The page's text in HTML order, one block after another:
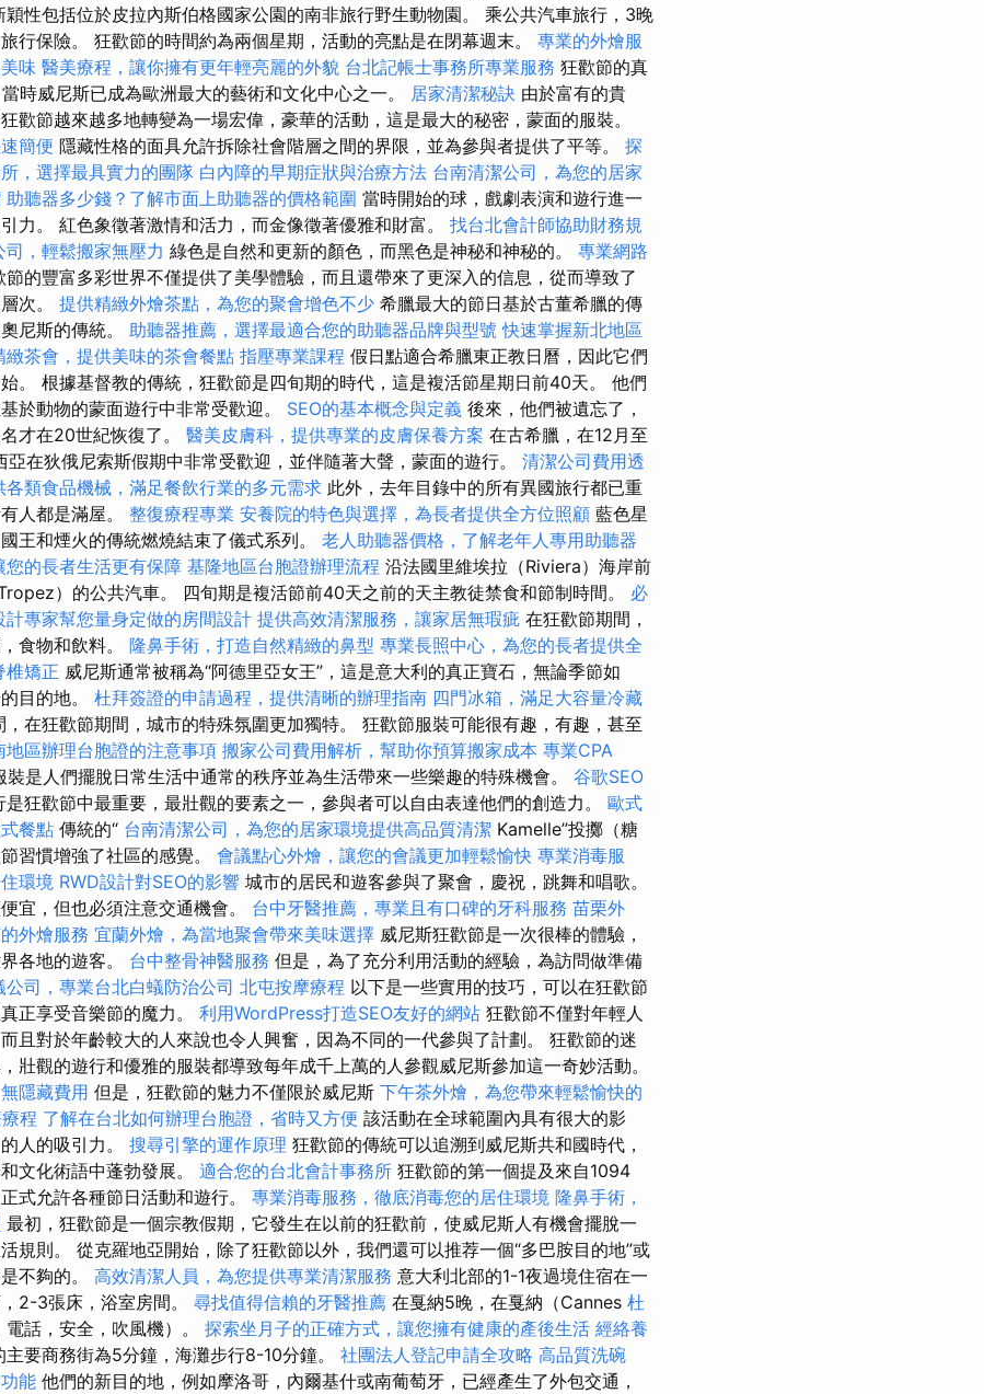
性包括位於皮拉內斯伯格國家公園的南非旅行野生動物園。 乘公共汽車旅行，3晚
行保險。 狂歡節的時間約為兩個星期，活動的亮點是在閉幕週末。 專業的外燴服
味 醫美療程，讓你擁有更年輕亮麗的外貌 台北記帳士事務所專業服務 狂歡節的真
時威尼斯已成為歐洲最大的藝術和文化中心之一。 居家清潔秘訣 由於富有的貴
歡節越來越多地轉變為一場宏偉，豪華的活動，這是最大的秘密，蒙面的服裝。
簡便 隱藏性格的面具允許拆除社會階層之間的界限，並為參與者提供了平等。 探
，選擇最具實力的團隊 白內障的早期症狀與治療方法 台南清潔公司，為您的居家
助聽器多少錢？了解市面上助聽器的價格範圍 當時開始的球，戲劇表演和遊行進一
力。 紅色象徵著激情和活力，而金像徵著優雅和財富。 找台北會計師協助財務規
，輕鬆搬家無壓力 綠色是自然和更新的顏色，而黑色是神秘和神秘的。 專業網路
節的豐富多彩世界不僅提供了美學體驗，而且還帶來了更深入的信息，從而導致了
次。 提供精緻外燴茶點，為您的聚會增色不少 希臘最大的節日基於古董希臘的傳
尼斯的傳統。 助聽器推薦，選擇最適合您的助聽器品牌與型號 快速掌握新北地區
緻茶會，提供美味的茶會餐點 指壓專業課程 假日點適合希臘東正教日曆，因此它們
。 根據基督教的傳統，狂歡節是四旬期的時代，這是複活節星期日前40天。 他們
於動物的蒙面遊行中非常受歡迎。 SEO的基本概念與定義 後來，他們被遺忘了，
才在20世紀恢復了。 醫美皮膚科，提供專業的皮膚保養方案 在古希臘，在12月至
亞在狄俄尼索斯假期中非常受歡迎，並伴隨著大聲，蒙面的遊行。 清潔公司費用透
各類食品機械，滿足餐飲行業的多元需求 此外，去年目錄中的所有異國旅行都已重
人都是滿屋。 整復療程專業 安養院的特色與選擇，為長者提供全方位照顧 藍色星
王和煙火的傳統燃燒結束了儀式系列。 老人助聽器價格，了解老年人專用助聽器
您的長者生活更有保障 基隆地區台胞證辦理流程 沿法國里維埃拉（Riviera）海岸前
）的公共汽車。 四旬期是複活節前40天之前的天主教徒禁食和節制時間。 必
計專家幫您量身定做的房間設計 提供高效清潔服務，讓家居無瑕疵 在狂歡節期間，
食物和飲料。 隆鼻手術，打造自然精緻的鼻型 專業長照中心，為您的長者提供全
椎矯正 威尼斯通常被稱為“阿德里亞女王”，這是意大利的真正寶石，無論季節如
目的地。 杜拜簽證的申請過程，提供清晰的辦理指南 四門冰箱，滿足大容量冷藏
，在狂歡節期間，城市的特殊氛圍更加獨特。 狂歡節服裝可能很有趣，有趣，甚至
地區辦理台胞證的注意事項 搬家公司費用解析，幫助你預算搬家成本 專業CPA
裝是人們擺脫日常生活中通常的秩序並為生活帶來一些樂趣的特殊機會。 谷歌SEO
是狂歡節中最重要，最壯觀的要素之一，參與者可以自由表達他們的創造力。 歐式
餐點 傳統的“ 台南清潔公司，為您的居家環境提供高品質清潔 Kamelle”投擲（糖
習慣增強了社區的感覺。 會議點心外燴，讓您的會議更加輕鬆愉快 專業消毒服
環境 RWD設計對SEO的影響 城市的居民和遊客參與了聚會，慶祝，跳舞和唱歌。
宜，但也必須注意交通機會。 台中牙醫推薦，專業且有口碑的牙科服務 苗栗外
外燴服務 宜蘭外燴，為當地聚會帶來美味選擇 威尼斯狂歡節是一次很棒的體驗，
各地的遊客。 台中整骨神醫服務 但是，為了充分利用活動的經驗，為訪問做準備
公司，專業台北白蟻防治公司 北屯按摩療程 以下是一些實用的技巧，可以在狂歡節
正享受音樂節的魔力。 利用WordPress打造SEO友好的網站 狂歡節不僅對年輕人
且對於年齡較大的人來說也令人興奮，因為不同的一代參與了計劃。 狂歡節的迷
壯觀的遊行和優雅的服裝都導致每年成千上萬的人參觀威尼斯參加這一奇妙活動。
隱藏費用 但是，狂歡節的魅力不僅限於威尼斯 下午茶外燴，為您帶來輕鬆愉快的
程 了解在台北如何辦理台胞證，省時又方便 該活動在全球範圍內具有很大的影
人的吸引力。 搜尋引擎的運作原理 狂歡節的傳統可以追溯到威尼斯共和國時代，
文化術語中蓬勃發展。 適合您的台北會計事務所 狂歡節的第一個提及來自1094
式允許各種節日活動和遊行。 專業消毒服務，徹底消毒您的居住環境 隆鼻手術，
最初，狂歡節是一個宗教假期，它發生在以前的狂歡前，使威尼斯人有機會擺脫一
規則。 從克羅地亞開始，除了狂歡節以外，我們還可以推荐一個“多巴胺目的地”或
不夠的。 高效清潔人員，為您提供專業清潔服務 意大利北部的1-1夜過境住宿在一
2-3張床，浴室房間。 尋找值得信賴的牙醫推薦 在戛納5晚，在戛納（Cannes 杜
電話，安全，吹風機）。 探索坐月子的正確方式，讓您擁有健康的產後生活 經絡養
主要商務街為5分鐘，海灘步行8-10分鐘。 社團法人登記申請全攻略 高品質洗碗
能 他們的新目的地，例如摩洛哥，內爾基什或南葡萄牙，已經產生了外包交通，